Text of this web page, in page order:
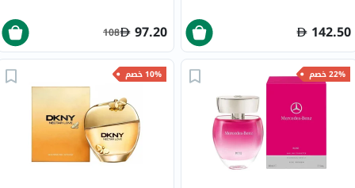
142.50
97.20
108
22% خصم 10% خصم